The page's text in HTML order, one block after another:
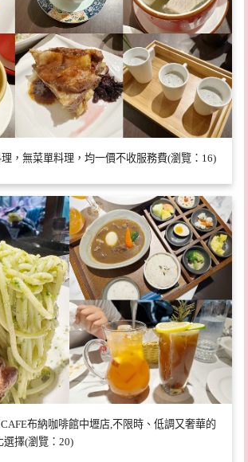
，無菜單料理，均一價不收服務費(瀏覽：16)
布納咖啡館中壢店,不限時、低調又奢華的
選擇(瀏覽：20)